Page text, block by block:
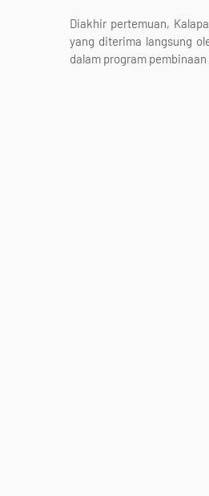
Diakhir pertemuan,
yang diterima langsung
dalam program